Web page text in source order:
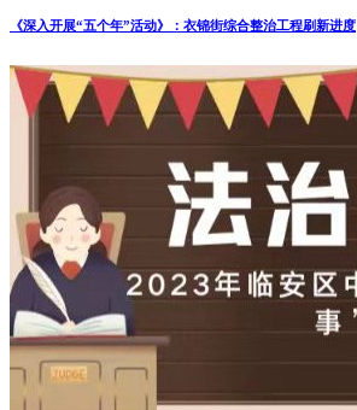
《深入开展“五个年”活动》：衣锦街综合整治工程刷新进度